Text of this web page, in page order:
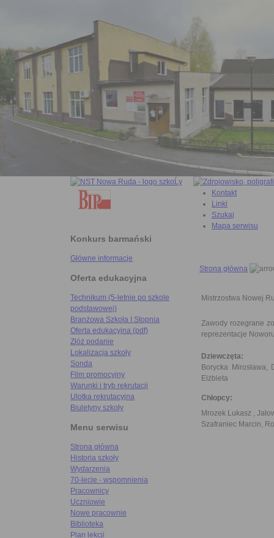
Konkurs barmański
Główne informacje
Oferta edukacyjna
Technikum (5-letnie po szkole
podstawowej)
Branżowa Szkoła I Stopnia
Oferta edukacyjna (pdf)
Złóż podanie
Lokalizacja szkoły
Sonda
Film promocyjny
Warunki i tryb rekrutacji
Ulotka rekrutacyjna
Biuletyny szkoły
Menu serwisu
Strona główna
Historia szkoły
Wydarzenia
70-lecie - wspomnienia
Pracownicy
Uczniowie
Nowe pracownie
Biblioteka
Plan lekcji
Kontakt
Linki
Szukaj
Mapa serwisu
Strona główna
Mistrzostwa Nowej
Zawody rozegrane
reprezentacje
Dziewczęta:
Borycka
Elżbieta
Chłopcy:
Mrozek Lukasz ,
Szafraniec Marcin,